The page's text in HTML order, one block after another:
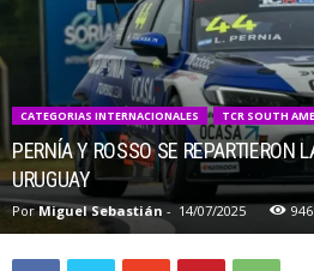
CATEGORIAS INTERNACIONALES TCR SOUTH
PERNÍA Y ROSSO SE REPARTIERON
URUGUAY
Por Miguel Sebastián - 14/07/2025 946